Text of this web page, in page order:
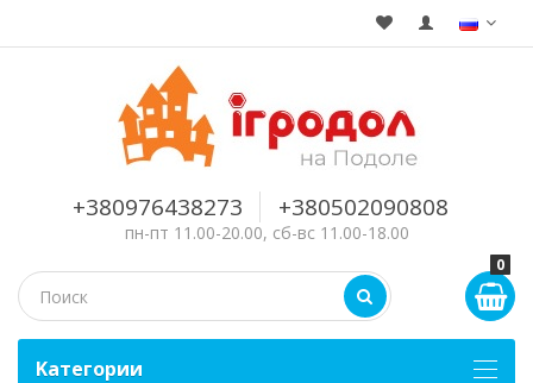
+380976438273 +380502090808
пн-пт 11.00-20.00, сб-вс 11.00-18.00
0
Kатегории